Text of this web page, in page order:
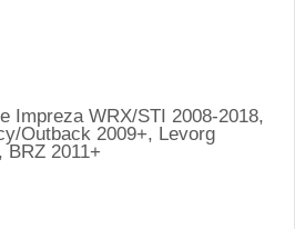
Impreza WRX/STI 2008-2018,
Outback 2009+, Levorg
BRZ 2011+